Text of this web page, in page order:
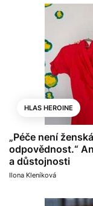
HLAS HEROINE
„Péče není
odpovědnost.“
a důstojnosti
Ilona Kleníková